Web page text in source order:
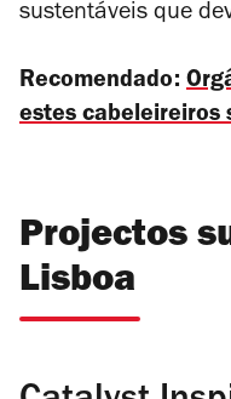
sustentáveis que
Recomendado:
estes cabeleireiros
Projectos
Lisboa